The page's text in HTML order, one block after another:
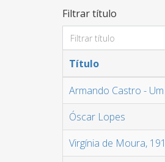
Filtrar título
Título
Armando Castro -
Óscar Lopes
Virgínia de Moura,